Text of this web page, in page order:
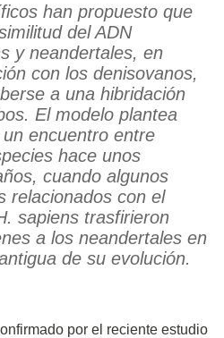
han propuesto que
del ADN
y neandertales, en
con los denisovanos,
a una hibridación
El modelo plantea
encuentro entre
hace unos
cuando algunos
relacionados con el
sapienstrasfirieron
a los neandertales en
de su evolución.
por el reciente estudio